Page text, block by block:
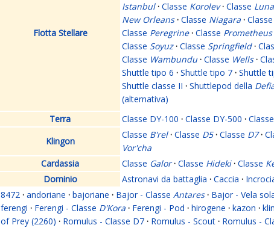
Flotta Stellare
Istanbul · Classe Korolev · Classe Luna
New Orleans · Classe Niagara · Classe
Classe Peregrine · Classe Prometheus
Classe Soyuz · Classe Springfield ·
Classe Wambundu · Classe Wells ·
Shuttle tipo 6 · Shuttle tipo 7 · Shuttle
Shuttle classe II · Shuttlepod della
(alternativa)
Terra
Classe DY-100 · Classe DY-500 ·
Klingon
Classe B'rel · Classe D5 · Classe D7 ·
Vor'cha
Cardassia
Classe Galor · Classe Hideki · Classe
Dominio
Astronavi da battaglia · Caccia ·
8472 · andoriane · bajoriane · Bajor - Classe Antares · Bajor - Vela
ferengi · Ferengi - Classe D'Kora · Ferengi - Pod · hirogene · kazon ·
of Prey (2260) · Romulus - Classe D7 · Romulus - Scout · Romulus -